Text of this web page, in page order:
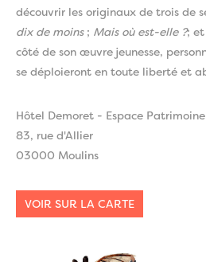
découvrir les originaux de trois de
dix de moins; Mais où est-elle ?; et
côté de son œuvre jeunesse,
se déploieront en toute liberté et
Hôtel Demoret - Espace Patrimoine
83, rue d'Allier
03000 Moulins
VOIR SUR LA CARTE